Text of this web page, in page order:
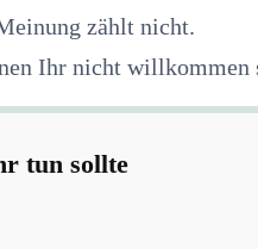
zählt nicht.
Ihr nicht willkommen
tun sollte